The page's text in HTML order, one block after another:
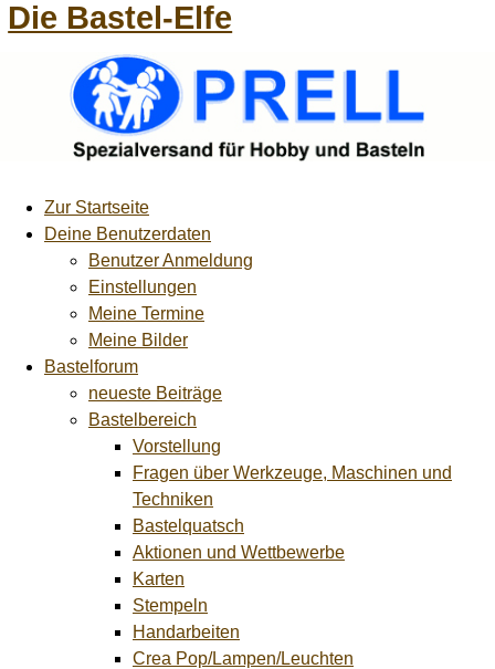
Die Bastel-Elfe
Zur Startseite
Deine Benutzerdaten
Benutzer Anmeldung
Einstellungen
Meine Termine
Meine Bilder
Bastelforum
neueste Beiträge
Bastelbereich
Vorstellung
Fragen über Werkzeuge, Maschinen und
Techniken
Bastelquatsch
Aktionen und Wettbewerbe
Karten
Stempeln
Handarbeiten
Crea Pop/Lampen/Leuchten